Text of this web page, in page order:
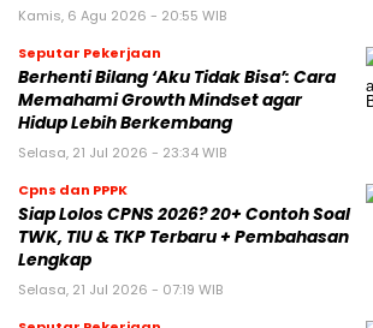
Kamis, 6 Agu 2026 - 20:55 WIB
Seputar Pekerjaan
Berhenti Bilang ‘Aku Tidak Bisa’: Cara
Memahami Growth Mindset agar
Hidup Lebih Berkembang
Selasa, 21 Jul 2026 - 23:34 WIB
Cpns dan PPPK
Siap Lolos CPNS 2026? 20+ Contoh Soal
TWK, TIU & TKP Terbaru + Pembahasan
Lengkap
Selasa, 21 Jul 2026 - 07:19 WIB